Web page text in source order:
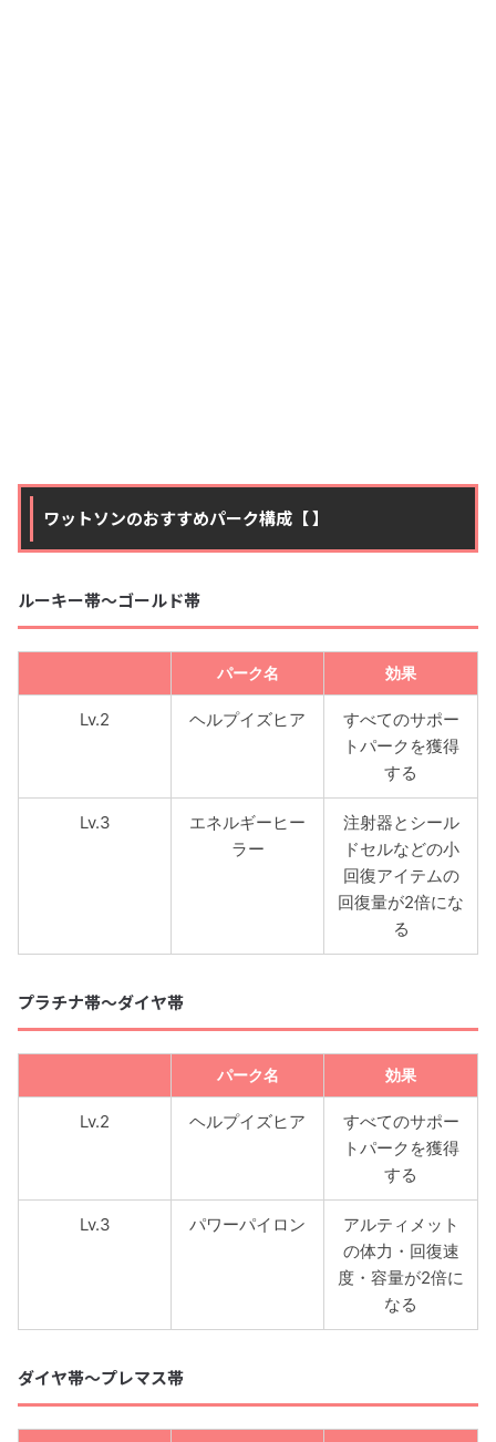
ワットソンのおすすめパーク構成【 】
ルーキー帯〜ゴールド帯
パーク名 効果
Lv.2 ヘルプイズヒア
すべてのサポー
トパークを獲得
する
Lv.3
エネルギーヒー
ラー
注射器とシール
ドセルなどの小
回復アイテムの
回復量が2倍にな
る
プラチナ帯〜ダイヤ帯
パーク名 効果
Lv.2 ヘルプイズヒア
すべてのサポー
トパークを獲得
する
Lv.3 パワーパイロン
アルティメット
の体力・回復速
度・容量が2倍に
なる
ダイヤ帯〜プレマス帯